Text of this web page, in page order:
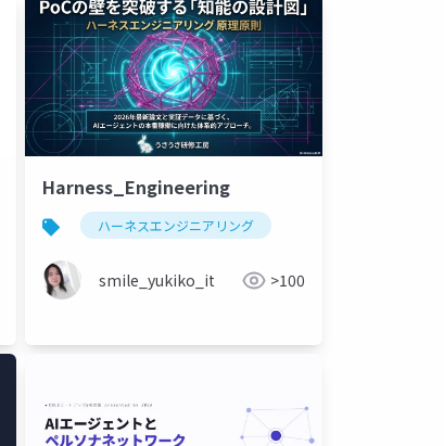
Harness_Engineering
ハーネスエンジニアリング
smile_yukiko_it >100